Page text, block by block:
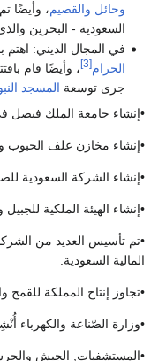
وحائل والقصيم، وأيضًا
السعودية - البحرين
في المجال الديني: اهتم
الحرام[3] ، وأيضًا قام
جرى توسعة المسجد
•إنشاء جامعة الملك فيصل
•إنشاء مخازن علف الحبوب
•إنشاء الشركة السعودية
•إنشاء الهيئة الملكية للجبيل
•تم تأسيس العديد من
المالية السعودية.
•تجاوز إنتاج المملكة للقمح
•وزارة الصّناعة والكهرباء
•المستشفيات, الجيش